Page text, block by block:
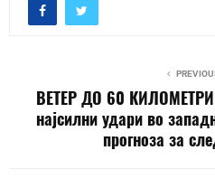
ВЕТЕР ДО 60
најсилни удари во
прогноза за